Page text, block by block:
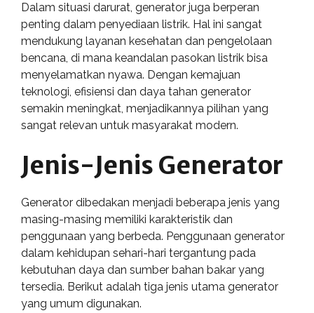
Dalam situasi darurat, generator juga berperan
penting dalam penyediaan listrik. Hal ini sangat
mendukung layanan kesehatan dan pengelolaan
bencana, di mana keandalan pasokan listrik bisa
menyelamatkan nyawa. Dengan kemajuan
teknologi, efisiensi dan daya tahan generator
semakin meningkat, menjadikannya pilihan yang
sangat relevan untuk masyarakat modern.
Jenis-Jenis Generator
Generator dibedakan menjadi beberapa jenis yang
masing-masing memiliki karakteristik dan
penggunaan yang berbeda. Penggunaan generator
dalam kehidupan sehari-hari tergantung pada
kebutuhan daya dan sumber bahan bakar yang
tersedia. Berikut adalah tiga jenis utama generator
yang umum digunakan.